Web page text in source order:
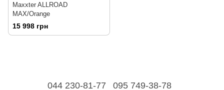
Maxxter ALLROAD
MAX/Orange
15 998 грн
044 230-81-77 095 749-38-78